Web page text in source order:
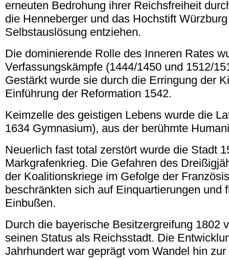
erneuten Bedrohung ihrer Reichsfreiheit
die Henneberger und das Hochstift
Selbstauslösung entziehen.
Die dominierende Rolle des Inneren Rates
Verfassungskämpfe (1444/1450 und 1512/
Gestärkt wurde sie durch die Erringung der
Einführung der Reformation 1542.
Keimzelle des geistigen Lebens wurde die
1634 Gymnasium), aus der berühmte
Neuerlich fast total zerstört wurde die Stadt
Markgrafenkrieg. Die Gefahren des
der Koalitionskriege im Gefolge der
beschränkten sich auf Einquartierungen und
Einbußen.
Durch die bayerische Besitzergreifung 1802
seinen Status als Reichsstadt. Die
Jahrhundert war geprägt vom Wandel hin